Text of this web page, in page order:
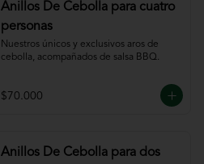
Anillos De Cebolla para cuatro
personas
Nuestros únicos y exclusivos aros de
cebolla, acompañados de salsa BBQ.
$70.000
Anillos De Cebolla para dos